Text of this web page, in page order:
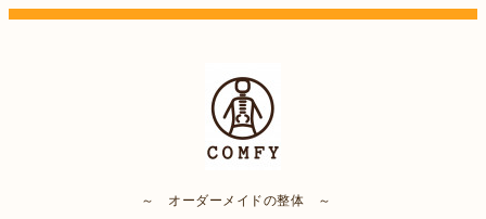
～ オーダーメイドの整体 ～